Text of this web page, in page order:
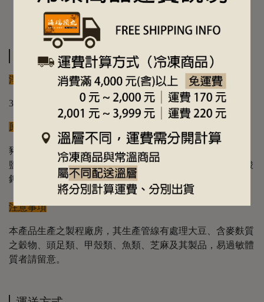
規格說明
淨重
300g±9g
原料
豬肉（臺灣）、 酸高麗菜（高麗菜、食鹽）、砂糖、食
鹽、調味劑（L-麩酸鈉）、品質改良劑（焦磷酸鈉、偏磷酸
鉀、多磷酸鈉）
注意事項
本產品生產之製程廠房，其生產管線有處理大豆、含麥麩質
之穀物、頭足類、甲殼類、魚類、芝麻及其製品，易過敏體
質者請留意。